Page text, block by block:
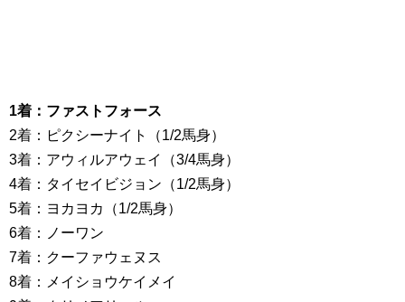
1着：ファストフォース
2着：ピクシーナイト（1/2馬身）
3着：アウィルアウェイ（3/4馬身）
4着：タイセイビジョン（1/2馬身）
5着：ヨカヨカ（1/2馬身）
6着：ノーワン
7着：クーファウェヌス
8着：メイショウケイメイ